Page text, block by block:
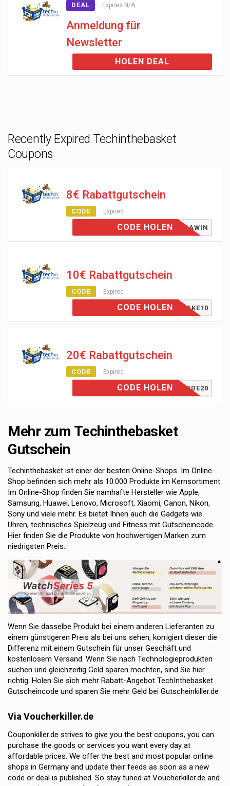
DEAL Expires N/A
Anmeldung für
Newsletter
HOLEN DEAL
Recently Expired Techinthebasket
Coupons
8€ Rabattgutschein
CODE Expired
TITBAWIN
CODE HOLEN
10€ Rabattgutschein
CODE Expired
INTAKE10
CODE HOLEN
20€ Rabattgutschein
CODE Expired
TITBDE20
CODE HOLEN
Mehr zum Techinthebasket
Gutschein
Techinthebasket ist einer der besten Online-Shops. Im Online-
Shop befinden sich mehr als 10.000 Produkte im Kernsortiment.
Im Online-Shop finden Sie namhafte Hersteller wie Apple,
Samsung, Huawei, Lenovo, Microsoft, Xiaomi, Canon, Nikon,
Sony und viele mehr. Es bietet Ihnen auch die Gadgets wie
Uhren, technisches Spielzeug und Fitness mit Gutscheincode.
Hier finden Sie die Produkte von hochwertigen Marken zum
niedrigsten Preis.
Wenn Sie dasselbe Produkt bei einem anderen Lieferanten zu
einem günstigeren Preis als bei uns sehen, korrigiert dieser die
Differenz mit einem Gutschein für unser Geschäft und
kostenlosem Versand. Wenn Sie nach Technologieprodukten
suchen und gleichzeitig Geld sparen möchten, sind Sie hier
richtig. Holen Sie sich mehr Rabatt-Angebot TechInthebasket
Gutscheincode und sparen Sie mehr Geld bei Gutscheinkiller.de
Via Voucherkiller.de
Couponkiller.de strives to give you the best coupons, you can
purchase the goods or services you want every day at
affordable prices. We offer the best and most popular online
shops in Germany and update their feeds as soon as a new
code or deal is published. So stay tuned at Voucherkiller.de and